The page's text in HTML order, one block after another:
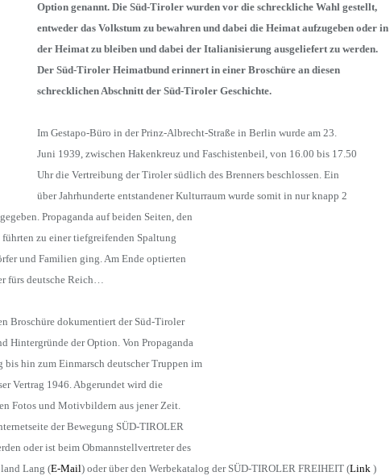
Option genannt. Die Süd-Tiroler wurden vor die schreckliche Wahl gestellt,
entweder das Volkstum zu bewahren und dabei die Heimat aufzugeben oder in
der Heimat zu bleiben und dabei der Italianisierung ausgeliefert zu werden.
Der Süd-Tiroler Heimatbund erinnert in einer Broschüre an diesen
schrecklichen Abschnitt der Süd-Tiroler Geschichte.
Im Gestapo-Büro in der Prinz-Albrecht-Straße in Berlin wurde am 23.
Juni 1939, zwischen Hakenkreuz und Faschistenbeil, von 16.00 bis 17.50
Uhr die Vertreibung der Tiroler südlich des Brenners beschlossen. Ein
über Jahrhunderte entstandener Kulturraum wurde somit in nur knapp 2
Propaganda auf beiden Seiten, den
zu einer tiefgreifenden Spaltung
und Familien ging. Am Ende optierten
fürs deutsche Reich…
Broschüre dokumentiert der Süd-Tiroler
Hintergründe der Option. Von Propaganda
bis hin zum Einmarsch deutscher Truppen im
Vertrag 1946. Abgerundet wird die
Fotos und Motivbildern aus jener Zeit.
der Bewegung SÜD-TIROLER
oder ist beim Obmannstellvertreter des
Lang (E-Mail) oder über den Werbekatalog der SÜD-TIROLER FREIHEIT (Link )